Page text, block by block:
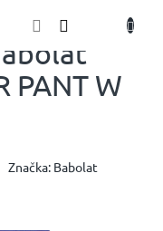
PANT W
Značka: Babolat